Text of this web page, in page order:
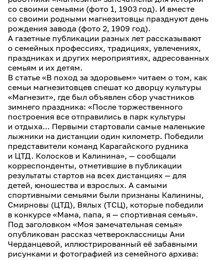
со своими семьями (фото 1, 1903 год). И вместе
со своими родными магнезитовцы празднуют день
рождения завода (фото 2, 1909 год).
А газетные публикации разных лет рассказывают
о семейных профессиях, традициях, увлечениях,
праздниках и других мероприятиях, адресованных
семьям и их детям.
В статье «В поход за здоровьем» читаем о том, как
семьи магнезитовцев спешат ко дворцу культуры
«Магнезит», где был объявлен сбор участников
зимнего праздника: «После торжественного
построения все отправились в парк культуры
и отдыха... Первыми стартовали самые маленькие
лыжники на дистанции один километр. Победили
представители команд Карагайского рудника
и ЦТД. Колосков и Калинина», — сообщали
корреспонденты, отметившие в публикации
результаты стартов на всех дистанциях — для
детей, юношества и взрослых. А самыми
спортивными семьями были признаны Калинины,
Смирновы (ЦТД), Вялых (ТСЦ), которые победили
в конкурсе «Мама, папа, я — спортивная семья».
Под заголовком «Моя замечательная семья»
опубликован рассказ четвероклассницы Ани
Черданцевой, иллюстрированный её забавными
рисунками и фотографией из семейного архива: